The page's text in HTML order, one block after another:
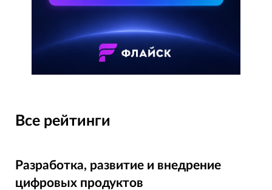
Все рейтинги
Разработка, развитие и внедрение
цифровых продуктов